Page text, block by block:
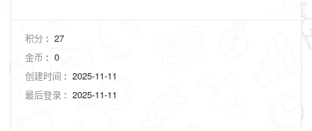
积分 : 27
金币 : 0
创建时间 : 2025-11-11
最后登录 : 2025-11-11